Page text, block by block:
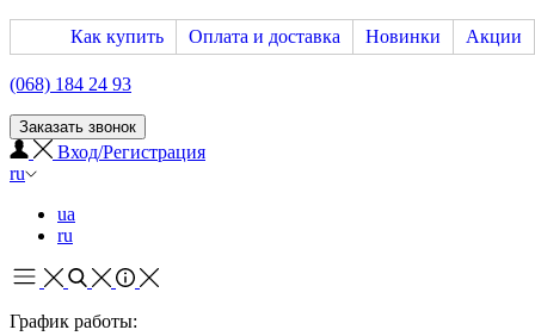
Как купить Оплата и доставка Новинки Акции
(068) 184 24 93
Заказать звонок
Вход/Регистрация
ru
ua
ru
График работы: